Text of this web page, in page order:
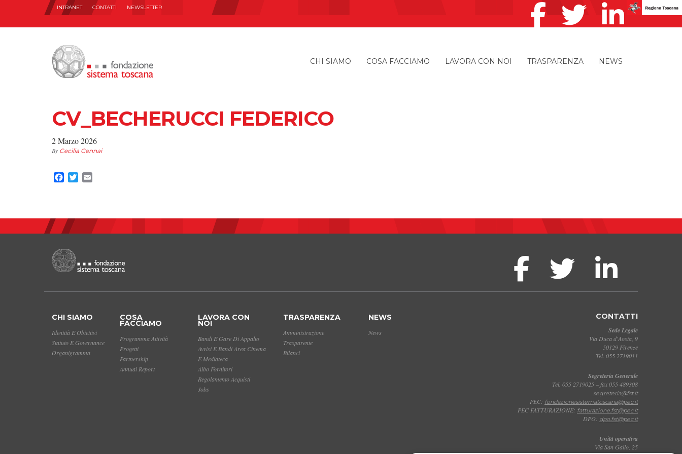
INTRANET CONTATTI NEWSLETTER
CHI SIAMO COSA FACCIAMO LAVORA CON NOI TRASPARENZA NEWS
CV_BECHERUCCI FEDERICO
2 Marzo 2026
By Cecilia Gennai
Facebook
Twitter
CHI SIAMO
Identità E Obiettivi
Statuto E Governance
Organigramma
COSA
FACCIAMO
Programma Attività
Progetti
Partnership
Annual Report
LAVORA CON
NOI
Bandi E Gare Di Appalto
Avvisi E Bandi Area Cinema
E Mediateca
Albo Fornitori
Regolamento Acquisti
Jobs
TRASPARENZA
Amministrazione
Trasparente
Bilanci
NEWS
News
CONTATTI
Sede Legale
Via Duca d'Aosta, 9
50129 Firenze
Tel. 055 2719011
Segreteria Generale
Tel. 055 2719025 – fax 055 489308
segreteria@fst.it
PEC: fondazionesistematoscana@pec.it
PEC FATTURAZIONE: fatturazione.fst@pec.it
DPO: dpo.fst@pec.it
Unità operativa
Via San Gallo, 25